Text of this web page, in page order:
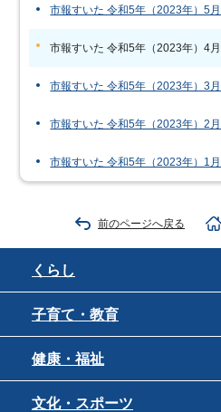
市報すいた 令和5年（2023年）5
市報すいた 令和5年（2023年）4
市報すいた 令和5年（2023年）3
市報すいた 令和5年（2023年）2
市報すいた 令和5年（2023年）1
前のページへ戻る
くらし
子育て・教育
健康・福祉
文化・スポーツ